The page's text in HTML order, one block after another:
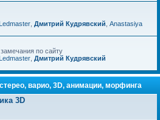
Ledmaster Дмитрий Кудрявский Anastasiya
по сайту
Ledmaster Дмитрий Кудрявский
варио, 3D, анимации, морфинга
3D